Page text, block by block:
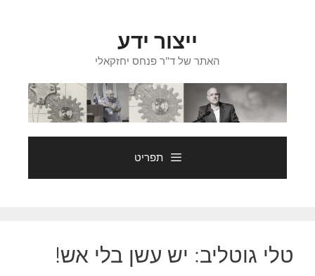
ייצור ידע
האתר של ד"ר פנחס יחזקאלי
תפריט
טלי גוטליב: יש עשן בלי אש!